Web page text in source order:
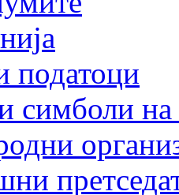
податоци
симболи